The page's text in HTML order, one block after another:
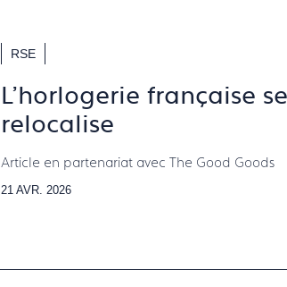
RSE
L'horlogerie française se
relocalise
Article en partenariat avec The Good Goods
21 AVR. 2026